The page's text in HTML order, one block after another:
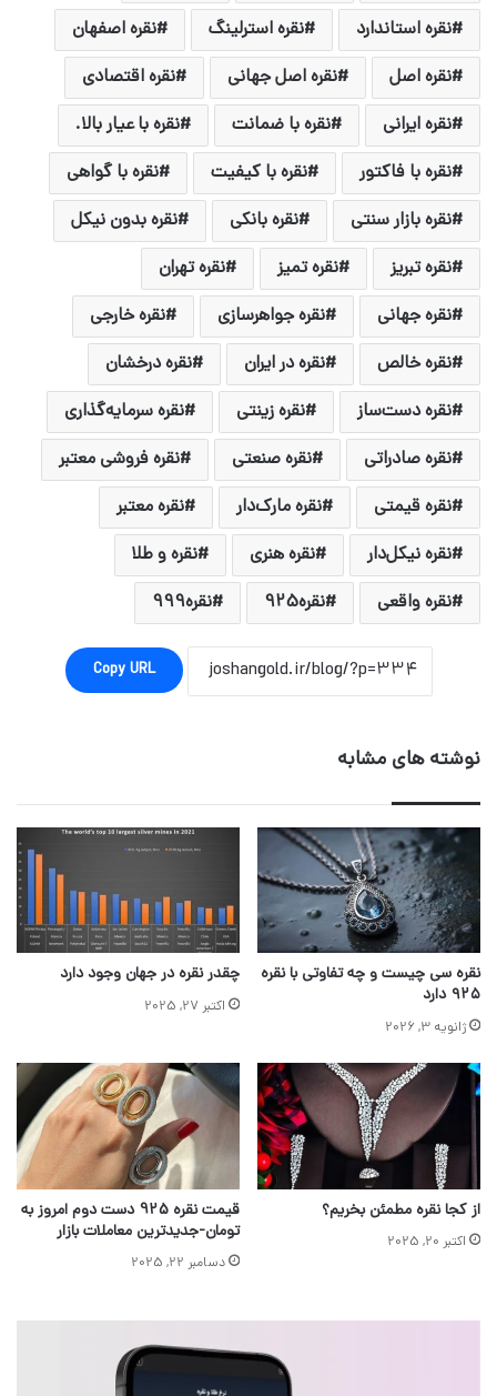
نقره استاندارد
نقره استرلینگ
نقره اصفهان
نقره اصل
نقره اصل جهانی
نقره اقتصادی
نقره ایرانی
نقره با ضمانت
نقره با عیار بالا.
نقره با فاکتور
نقره با کیفیت
نقره با گواهی
نقره بازار سنتی
نقره بانکی
نقره بدون نیکل
نقره تبریز
نقره تمیز
نقره تهران
نقره جهانی
نقره جواهرسازی
نقره خارجی
نقره خالص
نقره در ایران
نقره درخشان
نقره دست‌ساز
نقره زینتی
نقره سرمایه‌گذاری
نقره صادراتی
نقره صنعتی
نقره فروشی معتبر
نقره قیمتی
نقره مارک‌دار
نقره معتبر
نقره نیکل‌دار
نقره هنری
نقره و طلا
نقره واقعی
نقره925 نقره999
Copy URL
نوشته های مشابه
نقره سی چیست و چه تفاوتی با نقره
۹۲۵ دارد
ژانویه 3, 2026
چقدر نقره در جهان وجود دارد
اکتبر 27, 2025
از کجا نقره مطمئن بخریم؟
اکتبر 20, 2025
قیمت نقره 925 دست دوم امروز به
تومان-جدیدترین معاملات بازار
دسامبر 22, 2025